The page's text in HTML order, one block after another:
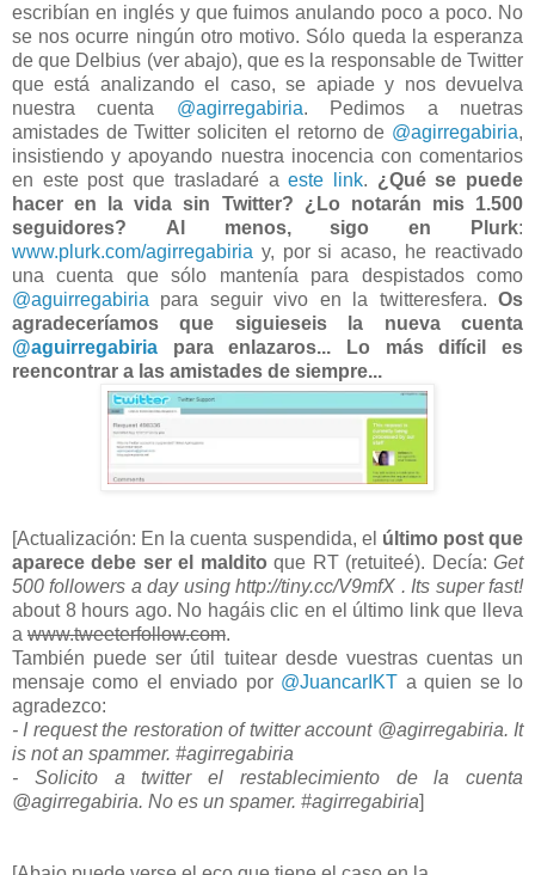
escribían en inglés y que fuimos anulando poco a poco. No
se nos ocurre ningún otro motivo. Sólo queda la esperanza
de que Delbius (ver abajo), que es la responsable de Twitter
que está analizando el caso, se apiade y nos devuelva
nuestra cuenta @agirregabiria. Pedimos a nuetras
amistades de Twitter soliciten el retorno de @agirregabiria,
insistiendo y apoyando nuestra inocencia con comentarios
en este post que trasladaré aeste link. ¿Qué se puede
hacer en la vida sin Twitter? ¿Lo notarán mis 1.500
seguidores?
Al menos, sigo en Plurk:
www.plurk.com/agirregabiria y, por si acaso, he reactivado
una cuenta que sólo mantenía para despistados como
@aguirregabiria para seguir vivo en la twitteresfera. Os
agradeceríamos que siguieseis la nueva cuenta
@aguirregabiria para enlazaros... Lo más difícil es
reencontrar a las amistades de siempre...
[Actualización: En la cuenta suspendida, el último post que
aparece debe ser el maldito que RT (retuiteé). Decía:Get
500 followers a day using http://tiny.cc/V9mfX . Its super fast!
about 8 hours ago. No hagáis clic en el último link que lleva
a www.tweeterfollow.com.
También puede ser útil tuitear desde vuestras cuentas un
mensaje como el enviado por @JuancarIKT a quien se lo
agradezco:
- I request the restoration of twitter account @agirregabiria. It
is not an spammer. #agirregabiria
- Solicito a twitter el restablecimiento de la cuenta
@agirregabiria. No es un spamer. #agirregabiria]